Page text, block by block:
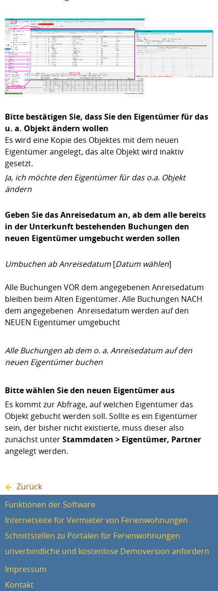
Bitte bestätigen Sie, dass Sie den Eigentümer für das
u. a. Objekt ändern wollen
Es wird eine Kopie des Objektes mit dem neuen
Eigentümer angelegt, das alte Objekt wird inaktiv
gesetzt.
Ja, ich möchte den Eigentümer für das o.a. Objekt
ändern
Geben Sie das Anreisedatum an, ab dem alle bereits
in der Unterkunft bestehenden Buchungen den
neuen Eigentümer umgebucht werden sollen
Umbuchen ab Anreisedatum[Datum wählen]
Alle Buchungen VOR dem angegebenen Anreisedatum
bleiben beim Alten Eigentümer. Alle Buchungen NACH
dem angegebenen Anreisedatum werden auf den
NEUEN Eigentümer umgebucht
Alle Buchungen ab dem o. a. Anreisedatum auf den
neuen Eigentümer buchen
Bitte wählen Sie den neuen Eigentümer aus
Es kommt zur Abfrage, auf welchen Eigentümer das
Objekt gebucht werden soll. Sollte es ein Eigentümer
sein, der bisher nicht existierte, muss dieser also
zunächst unterStammdaten > Eigentümer, Partner
angelegt werden.
Zurück
Funktionen der Software
Internetseite für Vermieter von Ferienwohnungen
Schnittstellen zu Portalen für Ferienwohnungen
unverbindliche und kostenlose Demoversion anfordern
Impressum
Kontakt